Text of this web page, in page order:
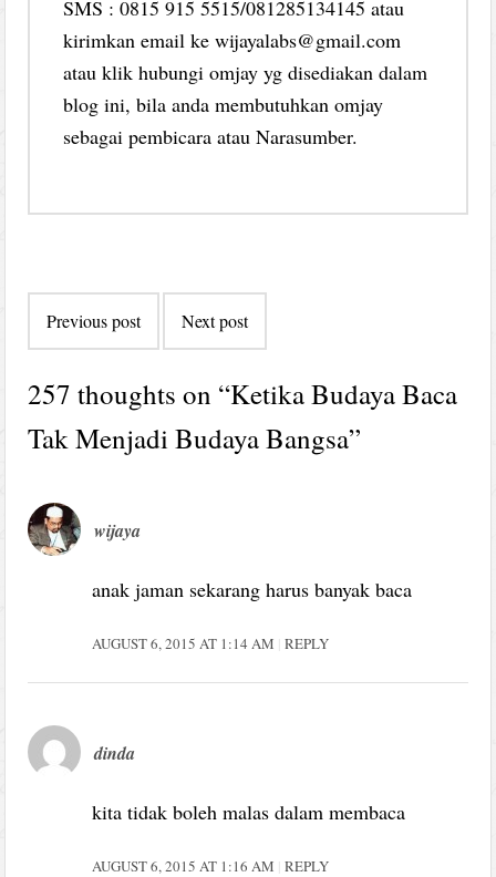
SMS : 0815 915 5515/081285134145 atau
kirimkan email ke wijayalabs@gmail.com
atau klik hubungi omjay yg disediakan dalam
blog ini, bila anda membutuhkan omjay
sebagai pembicara atau Narasumber.
navigation
Previous post Next post
257 thoughts on “Ketika Budaya Baca
Tak Menjadi Budaya Bangsa”
wijaya
anak jaman sekarang harus banyak baca
AUGUST 6, 2015 AT 1:14 AM REPLY
dinda
kita tidak boleh malas dalam membaca
AUGUST 6, 2015 AT 1:16 AM REPLY